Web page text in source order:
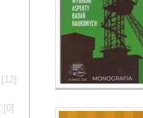
[12]
[0]